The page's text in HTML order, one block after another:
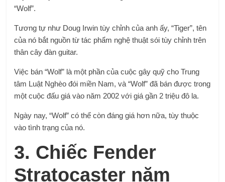
“Wolf”.
Tương tự như Doug Irwin tùy chỉnh của anh ấy, “Tiger”, tên
của nó bắt nguồn từ tác phẩm nghệ thuật sói tùy chỉnh trên
thân cây đàn guitar.
Việc bán “Wolf” là một phần của cuộc gây quỹ cho Trung
tâm Luật Nghèo đói miền Nam, và “Wolf” đã bán được trong
một cuộc đấu giá vào năm 2002 với giá gần 2 triệu đô la.
Ngày nay, “Wolf” có thể còn đáng giá hơn nữa, tùy thuộc
vào tình trạng của nó.
3. Chiếc Fender
Stratocaster năm